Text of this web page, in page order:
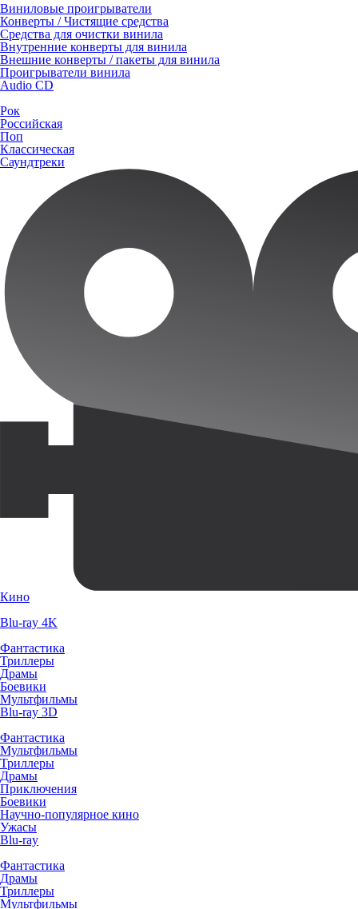
Виниловые проигрыватели
Конверты / Чистящие средства
Средства для очистки винила
Внутренние конверты для винила
Внешние конверты / пакеты для винила
Проигрыватели винила
Audio CD
Рок
Российская
Поп
Классическая
Саундтреки
Кино
Blu-ray 4K
Фантастика
Триллеры
Драмы
Боевики
Мультфильмы
Blu-ray 3D
Фантастика
Мультфильмы
Триллеры
Драмы
Приключения
Боевики
Научно-популярное кино
Ужасы
Blu-ray
Фантастика
Драмы
Триллеры
Мультфильмы